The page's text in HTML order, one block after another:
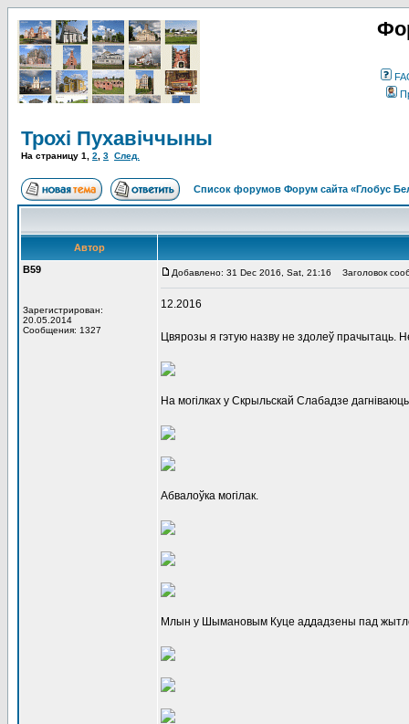
Трохі Пухавіччыны
На страницу 1 2 3 След.
Список форумов Форум сайта «Глобус
Автор
В59
Зарегистрирован:
20.05.2014
Сообщения: 1327
Добавлено: 31 Dec 2016, Sat, 21:16 Заголовок
12.2016
Цвярозы я гэтую назву не здолеў прачытаць.
На могілках у Скрыльскай Слабадзе
Абвалоўка могілак.
Млын у Шымановым Куце аддадзены пад